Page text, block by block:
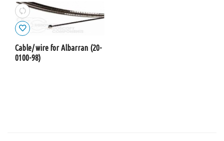
Cable/ wire for Albarran (20-
0100-98)